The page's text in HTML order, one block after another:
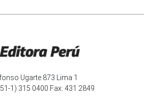
Ugarte 873 Lima 1
1) 315 0400 Fax: 431 2849